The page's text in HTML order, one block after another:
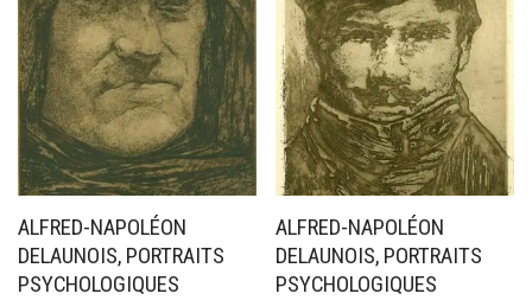
ALFRED-NAPOLÉON
DELAUNOIS, PORTRAITS
PSYCHOLOGIQUES
ALFRED-NAPOLÉON
DELAUNOIS, PORTRAITS
PSYCHOLOGIQUES